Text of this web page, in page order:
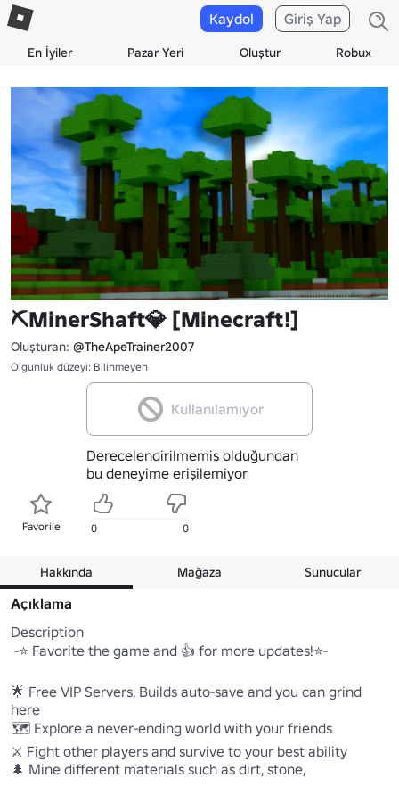
En İyiler Pazar Yeri Oluştur Robux
Kaydol Giriş Yap
⛏️MinerShaft💎 [Minecraft!]
Oluşturan: @TheApeTrainer2007
Olgunluk düzeyi: Bilinmeyen
Kullanılamıyor
Derecelendirilmemiş olduğundan
bu deneyime erişilemiyor
Favorile 0 0
Hakkında Mağaza Sunucular
Açıklama
Description
🌟 Free VIP Servers, Builds auto-save and you can grind
here
🗺️ Explore a never-ending world with your friends
⚔️ Fight other players and survive to your best ability
🌲 Mine different materials such as dirt, stone,